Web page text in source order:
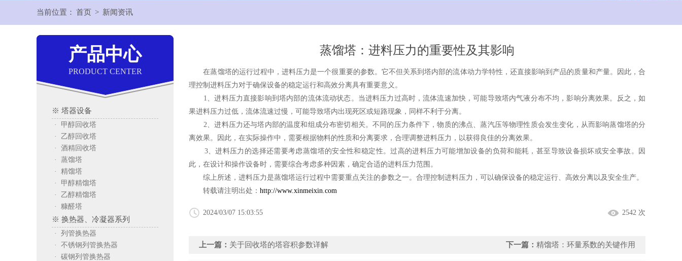
当前位置： 首页 > 新闻资讯
产品中心
PRODUCT CENTER
※ 塔器设备
· 甲醇回收塔
· 乙醇回收塔
· 酒精回收塔
· 蒸馏塔
· 精馏塔
· 甲醇精馏塔
· 乙醇精馏塔
· 糠醛塔
※ 换热器、冷凝器系列
· 列管换热器
· 不锈钢列管换热器
· 碳钢列管换热器
蒸馏塔：进料压力的重要性及其影响
在蒸馏塔的运行过程中，进料压力是一个很重要的参数。它不但关系到塔内部的流体动力学特性，还直接影响到产品的质量和产量。因此，合
理控制进料压力对于确保设备的稳定运行和高效分离具有重要意义。
1、进料压力直接影响到塔内部的流体流动状态。当进料压力过高时，流体流速加快，可能导致塔内气液分布不均，影响分离效果。反之，如
果进料压力过低，流体流速过慢，可能导致塔内出现死区或短路现象，同样不利于分离。
2、进料压力还与塔内部的温度和组成分布密切相关。不同的压力条件下，物质的沸点、蒸汽压等物理性质会发生变化，从而影响蒸馏塔的分
离效果。因此，在实际操作中，需要根据物料的性质和分离要求，合理调整进料压力，以获得良佳的分离效果。
3、进料压力的选择还需要考虑蒸馏塔的安全性和稳定性。过高的进料压力可能增加设备的负荷和能耗，甚至导致设备损坏或安全事故。因
此，在设计和操作设备时，需要综合考虑多种因素，确定合适的进料压力范围。
综上所述，进料压力是蒸馏塔运行过程中需要重点关注的参数之一。合理控制进料压力，可以确保设备的稳定运行、高效分离以及安全生产。
转载请注明出处： http://www.xinmeixin.com
2024/03/07 15:03:55 2542 次
上一篇： 关于回收塔的塔容积参数详解 下一篇： 精馏塔：环量系数的关键作用